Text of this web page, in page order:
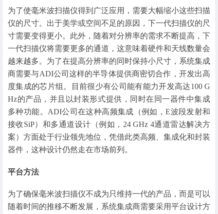
为了使毫米波扫描仪得到广泛应用，需要大幅缩小这些扫描
仪的尺寸。出于美学或空间不足的原因，下一代扫描仪的尺
寸需要变得更小。此外，随着对分辨率的需求不断提高，下
一代扫描仪将需要更多的通道，这意味着硬件和天线数量会
越来越多。为了在提高分辨率的同时保持小尺寸，系统集成
商需要与ADI公司这样的半导体提供商密切合作，开发出高
度集成的芯片组。目前很少有公司能有能力开发高达100 G
Hz的产品，并且以封装形式提供，同时在同一器件中集成
多种功能。ADI公司在这种高频集成（例如，E波段发射和
接收SiP）和多通道设计（例如，24 GHz 4通道雷达解决方
案）方面处于行业领先地位，凭借此类高频、集成化和封装
器件，这种设计仍然走在市场前列。
平台方法
为了确保毫米波扫描仪不成为只维持一代的产品，而是可以
随着时间的推移不断发展，系统集成商需要采用平台设计方